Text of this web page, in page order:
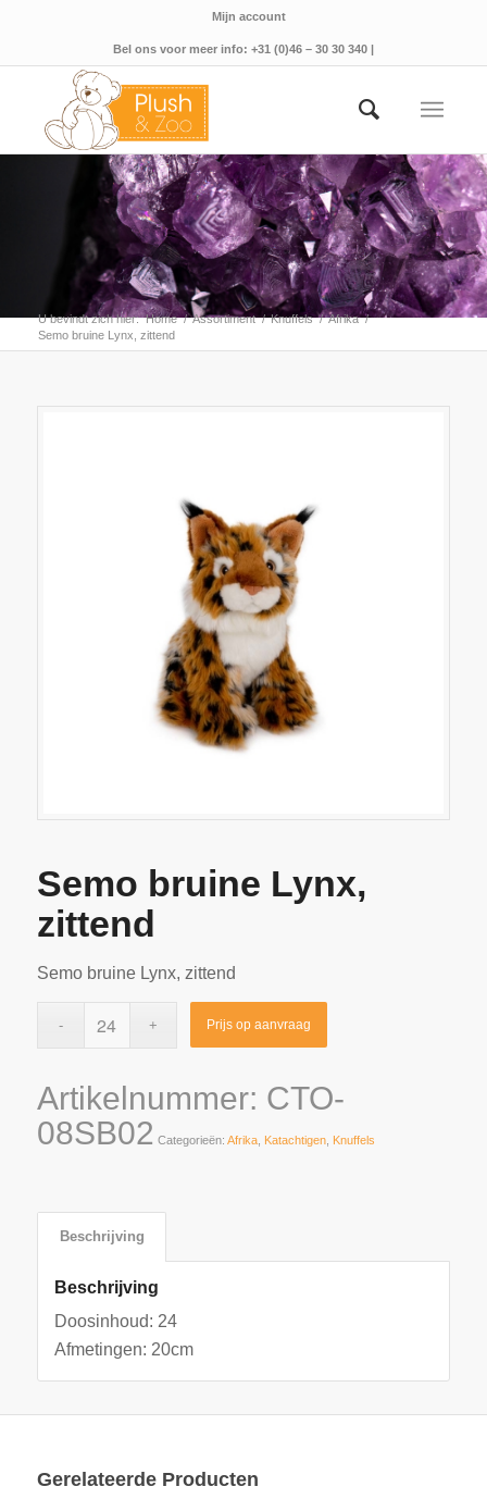
Mijn account
Bel ons voor meer info: +31 (0)46 – 30 30 340 |
U bevindt zich hier: Home / Assortiment / Knuffels / Afrika /
Semo bruine Lynx, zittend
Semo bruine Lynx,
zittend
Semo bruine Lynx, zittend
Prijs op aanvraag
Artikelnummer: CTO-
08SB02 Categorieën: Afrika, Katachtigen, Knuffels
Beschrijving
Beschrijving
Doosinhoud: 24
Afmetingen: 20cm
Gerelateerde Producten